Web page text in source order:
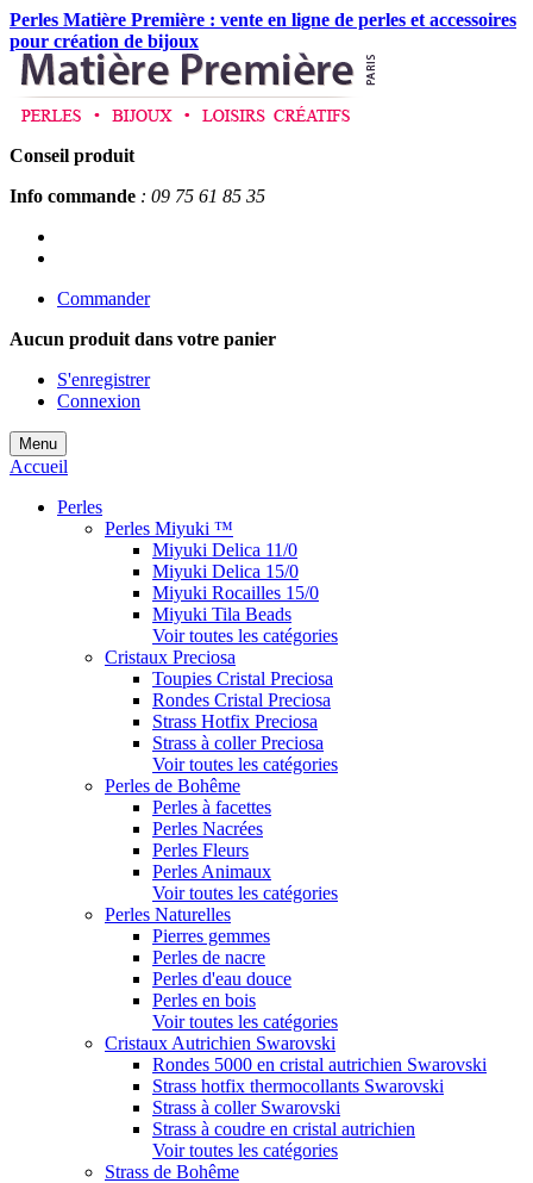
Perles Matière Première : vente en ligne de perles et accessoires
pour création de bijoux
Conseil produit
Info commande : 09 75 61 85 35
Commander
Aucun produit dans votre panier
S'enregistrer
Connexion
Menu
Accueil
Perles
Perles Miyuki ™
Miyuki Delica 11/0
Miyuki Delica 15/0
Miyuki Rocailles 15/0
Miyuki Tila Beads
Voir toutes les catégories
Cristaux Preciosa
Toupies Cristal Preciosa
Rondes Cristal Preciosa
Strass Hotfix Preciosa
Strass à coller Preciosa
Voir toutes les catégories
Perles de Bohême
Perles à facettes
Perles Nacrées
Perles Fleurs
Perles Animaux
Voir toutes les catégories
Perles Naturelles
Pierres gemmes
Perles de nacre
Perles d'eau douce
Perles en bois
Voir toutes les catégories
Cristaux Autrichien Swarovski
Rondes 5000 en cristal autrichien Swarovski
Strass hotfix thermocollants Swarovski
Strass à coller Swarovski
Strass à coudre en cristal autrichien
Voir toutes les catégories
Strass de Bohême